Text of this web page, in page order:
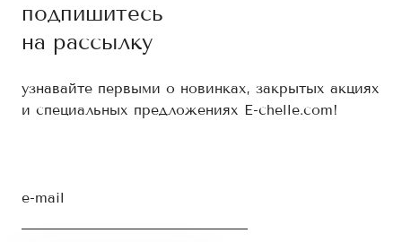
подпишитесь
на рассылку
узнавайте первыми о новинках, закрытых акциях
и специальных предложениях E-chelle.com!
e-mail